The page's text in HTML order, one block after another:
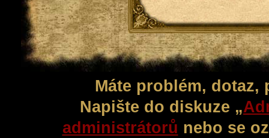
Máte problém,
Napište do diskuze „
administrátorů nebo se